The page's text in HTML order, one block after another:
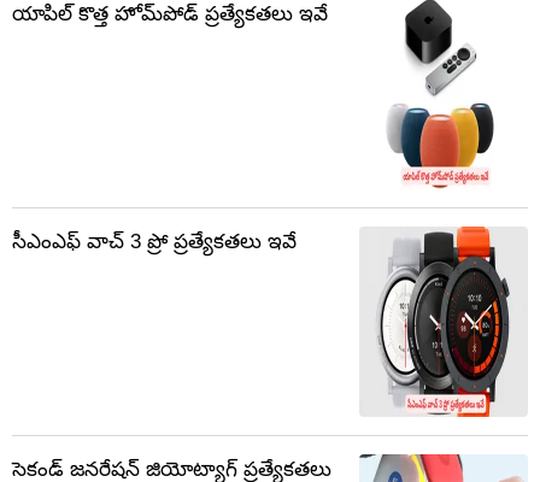
యాపిల్ కొత్త హోమ్‌పోడ్ ప్రత్యేకతలు ఇవే
సీఎంఎఫ్ వాచ్ 3 ప్రో ప్రత్యేకతలు ఇవే
సెకండ్ జనరేషన్ జియోట్యాగ్ ప్రత్యేకతలు